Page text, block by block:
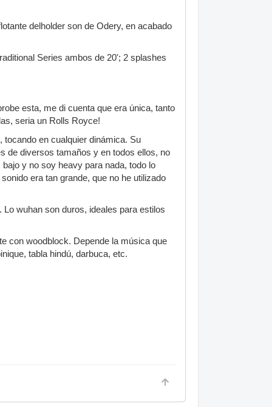
delholder son de Odery, en acabado
Series ambos de 20'; 2 splashes
esta, me di cuenta que era única, tanto
seria un Rolls Royce!
tocando en cualquier dinámica. Su
de diversos tamaños y en todos ellos, no
y no soy heavy para nada, todo lo
era tan grande, que no he utilizado
wuhan son duros, ideales para estilos
con woodblock. Depende la música que
tabla hindú, darbuca, etc.